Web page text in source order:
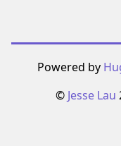
Powered by
© Jesse Lau